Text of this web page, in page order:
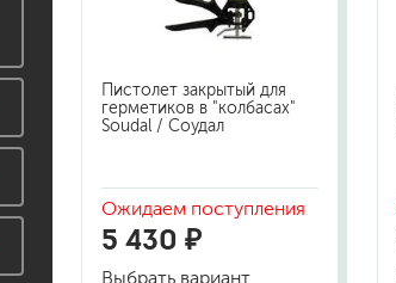
пропитки для древесины
противогололедный реагент
Пистолет закрытый для
герметиков в "колбасах"
Soudal / Соудал
Ожидаем поступления
5 430 ₽
Выбрать вариант